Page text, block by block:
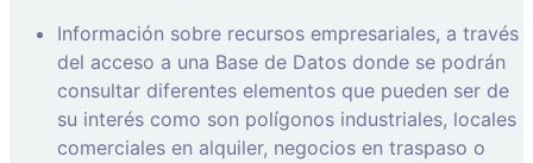
Información sobre recursos empresariales, a través
del acceso a una Base de Datos donde se podrán
consultar diferentes elementos que pueden ser de
su interés como son polígonos industriales, locales
comerciales en alquiler, negocios en traspaso o